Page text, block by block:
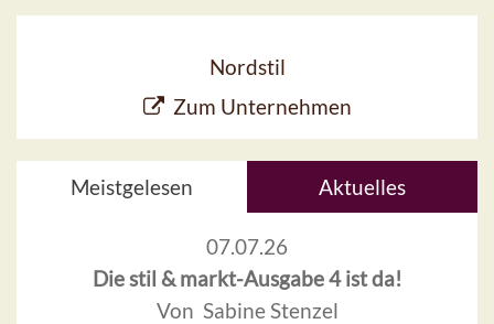
Nordstil
Zum Unternehmen
Meistgelesen Aktuelles
07.07.26
Die stil & markt-Ausgabe 4 ist da!
Von Sabine Stenzel